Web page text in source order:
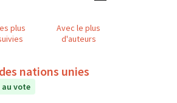
plus
Avec le plus
d'auteurs
nations unies
au vote